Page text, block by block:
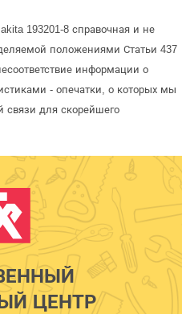
193201-8 справочная и не
положениями Статьи 437
информации о
- опечатки, о которых мы
связи для скорейшего
ЦЕНТР